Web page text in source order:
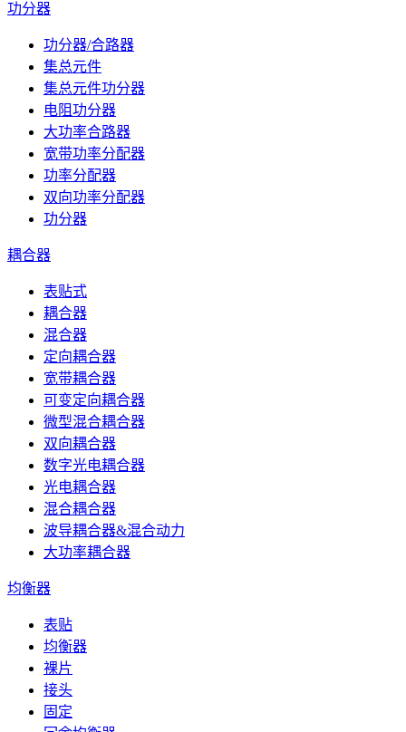
功分器
功分器/合路器
集总元件
集总元件功分器
电阻功分器
大功率合路器
宽带功率分配器
功率分配器
双向功率分配器
功分器
耦合器
表贴式
耦合器
混合器
定向耦合器
宽带耦合器
可变定向耦合器
微型混合耦合器
双向耦合器
数字光电耦合器
光电耦合器
混合耦合器
波导耦合器&混合动力
大功率耦合器
均衡器
表贴
均衡器
裸片
接头
固定